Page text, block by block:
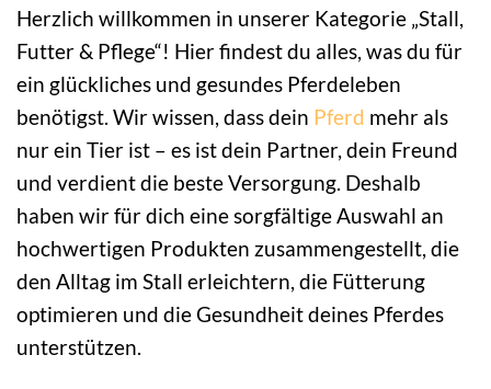
Herzlich willkommen in unserer Kategorie „Stall,
Futter & Pflege“! Hier findest du alles, was du für
ein glückliches und gesundes Pferdeleben
benötigst. Wir wissen, dass dein Pferd mehr als
nur ein Tier ist – es ist dein Partner, dein Freund
und verdient die beste Versorgung. Deshalb
haben wir für dich eine sorgfältige Auswahl an
hochwertigen Produkten zusammengestellt, die
den Alltag im Stall erleichtern, die Fütterung
optimieren und die Gesundheit deines Pferdes
unterstützen.